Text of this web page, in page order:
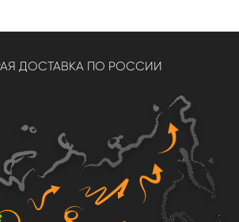
ДОСТАВКА ПО РОССИИ